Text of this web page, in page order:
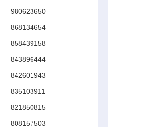
980623650
868134654
858439158
843896444
842601943
835103911
821850815
808157503